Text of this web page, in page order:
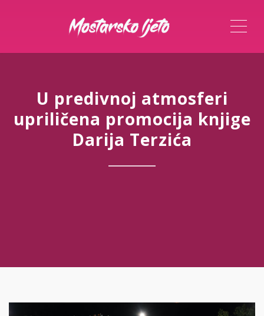
U predivnoj atmosferi
upriličena promocija knjige
Darija Terzića